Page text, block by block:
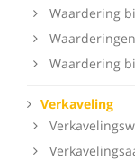
Waardering
Waardering
Verkaveling